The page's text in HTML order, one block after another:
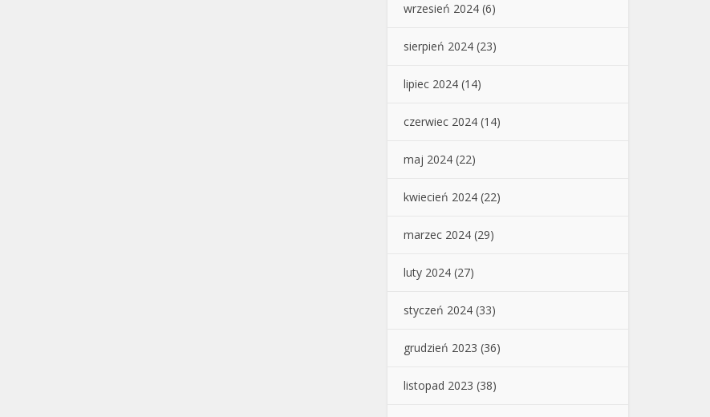
wrzesień 2024 (6)
sierpień 2024 (23)
lipiec 2024 (14)
czerwiec 2024 (14)
maj 2024 (22)
kwiecień 2024 (22)
marzec 2024 (29)
luty 2024 (27)
styczeń 2024 (33)
grudzień 2023 (36)
listopad 2023 (38)